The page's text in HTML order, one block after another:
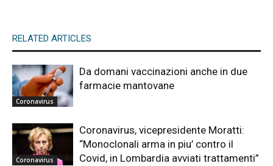
RELATED ARTICLES
Coronavirus
Da domani vaccinazioni anche in due
farmacie mantovane
Coronavirus
Coronavirus, vicepresidente Moratti:
“Monoclonali arma in piu’ contro il
Covid, in Lombardia avviati trattamenti”